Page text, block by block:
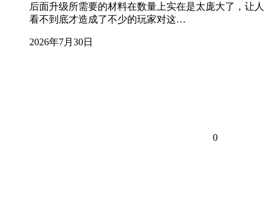
后面升级所需要的材料在数量上实在是太庞大了，让人
看不到底才造成了不少的玩家对这…
2026年7月30日
0